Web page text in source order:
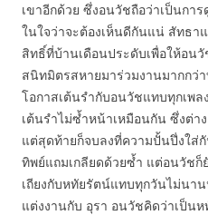
เขาอีกด้วย ซึ่งอนวัชถือว่าเป็นกา
ในใจว่าจะต้องเห็นดีกันแน่ สัทธา
สิทธิ์ที่บ้านเดือนประดับเพื่อให้อ
สนิทมิตรสหายมาร่วมงานมากกว่
โอกาสเต้นรำกับอนวัชแทบทุกเพ
เต้นรำไม่ซ้ำหน้าเหมือนกัน ซึ่งต่า
แต่สุดท้ายก็จบลงที่ความปั้นปึ่งใส่
ทิพย์แถมเกลียดด้วยซ้ำ แต่อนวัชก็
เถียงกับหทัยรัตน์แทบทุกวันไม่นา
แต่งงานกับ อุรา อนวัชคิดว่าเป็น